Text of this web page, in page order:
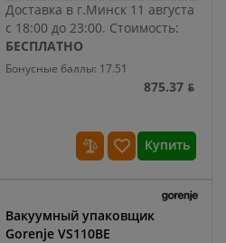
Доставка в г.Минск 11 августа
с 18:00 до 23:00. Стоимость:
БЕСПЛАТНО
Бонусные баллы: 17.51
875.37 ƃ
Купить
Вакуумный упаковщик
Gorenje VS110BE